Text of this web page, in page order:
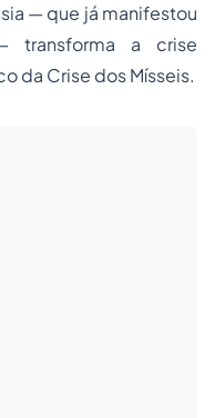
— que já manifestou
transforma a crise
da Crise dos Mísseis.